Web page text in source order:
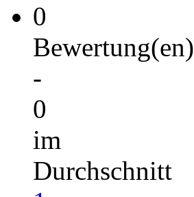
0
Bewertung(en)
-
0
im
Durchschnitt